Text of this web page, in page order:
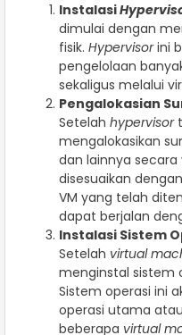
Instalasi
dimulai dengan
fisik. Hypervisorini
pengelolaan
sekaligus melalui
Pengalokasian
Setelah hypervisor
mengalokasikan
dan lainnya secara
disesuaikan
VM yang telah
dapat berjalan
Instalasi Sistem
Setelah virtual
menginstal sistem
Sistem operasi ini
operasi utama
beberapa virtual